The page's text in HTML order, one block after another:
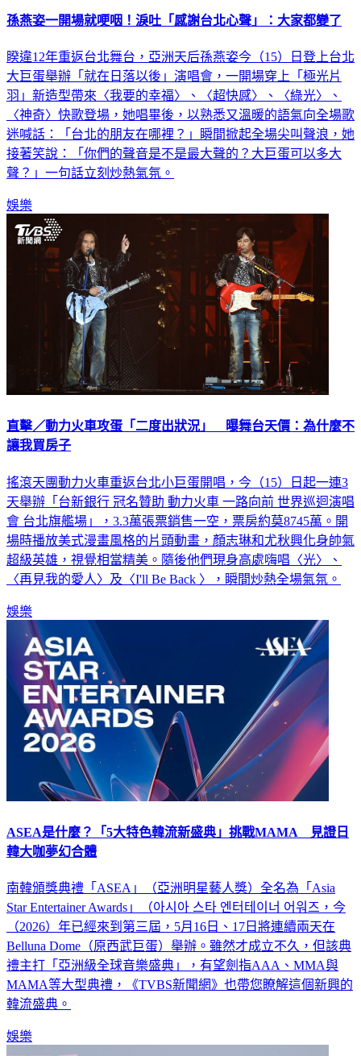
孫燕姿一開場就哽咽！淚吐「感謝台北心聲」：大家都變了
睽違12年重返台北舞台，亞洲天后孫燕姿今（15）日登上台北
大巨蛋舉辦「就在日落以後」演唱會，一開場穿上「極光片
羽」新造型帶來〈我要的幸福〉、〈超快感〉、〈綠光〉、
〈神奇〉快歌登場，她唱畢後，以熟悉又溫暖的語氣向全場歌
迷喊話：「台北的朋友在哪裡？」瞬間掀起全場尖叫聲浪，她
接著笑說：「你們的聲音是不是最大聲的？大巨蛋可以多大
聲？」一句話立刻炒熱氣氛。
娛樂
直擊／動力火車攻蛋「二度出狀況」 曝舞台天價：為什麼不
讓我買房子
搖滾天團動力火車重返台北小巨蛋開唱，今（15）日起一連3
天舉辦「台新銀行 冠名贊助 動力火車 一路向前 世界巡迴演唱
會 台北旗艦場」，3.3萬張票銷售一空，票房約莫8745萬。開
場時播放美式漫畫風格的片頭動畫，顏志琳和尤秋興化身帥氣
超級英雄，視覺相當精美。隨後他們現身高處嗨唱〈光〉、
〈再見我的愛人〉及〈I'll Be Back 〉，瞬間炒熱全場氣氛。
娛樂
ASEA是什麼？「5大特色韓流新盛典」挑戰MAMA 見證日
韓大咖夢幻合體
南韓頒獎典禮「ASEA」（亞洲明星藝人獎）全名為「Asia
Star Entertainer Awards」（아시아 스타 엔터테이너 어워즈，今
（2026）年已經來到第三屆，5月16日、17日將連續兩天在
Belluna Dome（原西武巨蛋）舉辦。雖然才成立不久，但該典
禮主打「亞洲級全球音樂盛典」，有望劍指AAA、MMA與
MAMA等大型典禮，《TVBS新聞網》也帶您瞭解這個新興的
韓流盛典。
娛樂